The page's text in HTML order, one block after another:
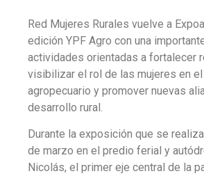
Red Mujeres Rurales vuelve a
edición YPF Agro con una
actividades orientadas a fortalecer
visibilizar el rol de las mujeres en
agropecuario y promover nuevas
desarrollo rural.
Durante la exposición que se
de marzo en el predio ferial y
Nicolás, el primer eje central de la